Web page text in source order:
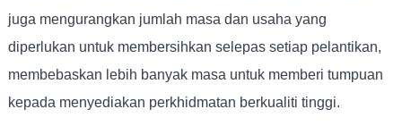
juga mengurangkan jumlah masa dan usaha yang
diperlukan untuk membersihkan selepas setiap pelantikan,
membebaskan lebih banyak masa untuk memberi tumpuan
kepada menyediakan perkhidmatan berkualiti tinggi.